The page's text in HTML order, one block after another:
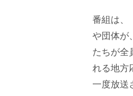
番組は、
団体が、
たちが全
れる地方
一度放送